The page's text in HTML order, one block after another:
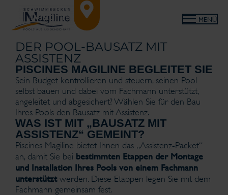
MENÜ
DER POOL-BAUSATZ MIT
ASSISTENZ
PISCINES MAGILINE BEGLEITET SIE
Sein Budget kontrollieren und steuern, seinen Pool
selbst bauen und dabei vom Fachmann unterstützt,
angeleitet und abgesichert? Wählen Sie für den Bau
Ihres Pools den Bausatz mit Assistenz.
WAS IST MIT „BAUSATZ MIT
ASSISTENZ“ GEMEINT?
Piscines Magiline bietet Ihnen das „Assistenz-Packet“
an, damit Sie bei bestimmten Etappen der Montage
und Installation Ihres Pools von einem Fachmann
unterstütztwerden. Diese Etappen legen Sie mit dem
Fachmann gemeinsam fest.